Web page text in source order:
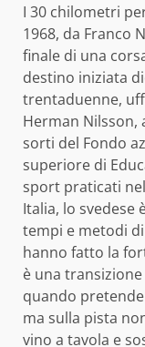
I 30 chilometri
1968, da Franco
finale di una
destino iniziata
trentaduenne,
Herman Nilsson,
sorti del Fondo
superiore di
sport praticati
Italia, lo svedese
tempi e metodi
hanno fatto la
è una
quando
ma sulla pista
vino a tavola e